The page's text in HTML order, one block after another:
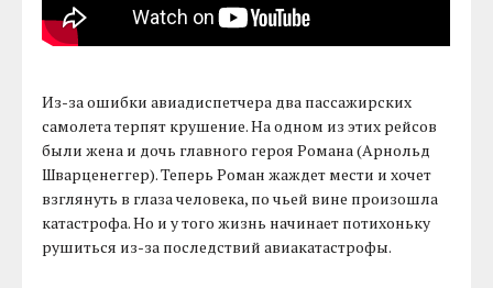
Из-за ошибки авиадиспетчера два пассажирских
самолета терпят крушение. На одном из этих рейсов
были жена и дочь главного героя Романа (Арнольд
Шварценеггер). Теперь Роман жаждет мести и хочет
взглянуть в глаза человека, по чьей вине произошла
катастрофа. Но и у того жизнь начинает потихоньку
рушиться из-за последствий авиакатастрофы.